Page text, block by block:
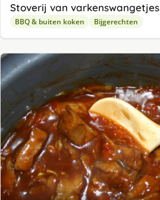
Stoverij van varkenswangetjes
BBQ & buiten koken Bijgerechten